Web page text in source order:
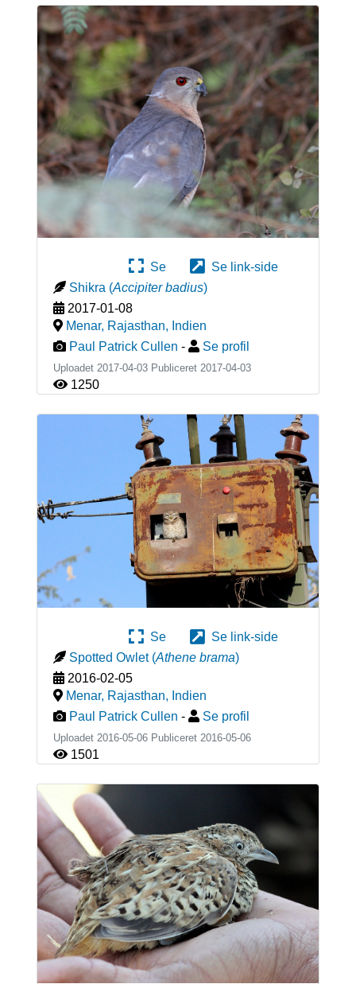
Se
Se link-side
Shikra (Accipiter badius)
2017-01-08
Menar, Rajasthan, Indien
Paul Patrick Cullen - Se profil
Uploadet 2017-04-03 Publiceret 2017-04-03
1250
Se
Se link-side
Spotted Owlet (Athene brama)
2016-02-05
Menar, Rajasthan, Indien
Paul Patrick Cullen - Se profil
Uploadet 2016-05-06 Publiceret 2016-05-06
1501